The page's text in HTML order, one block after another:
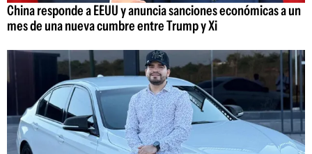
China responde a EEUU y anuncia sanciones económicas a un
mes de una nueva cumbre entre Trump y Xi